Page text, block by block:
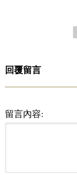
回覆留言
留言內容: